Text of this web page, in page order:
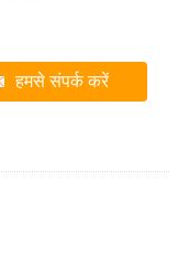
हमसे संपर्क करें